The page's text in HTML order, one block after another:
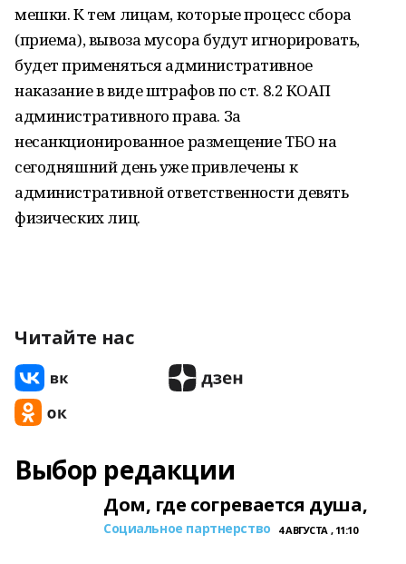
мешки. К тем лицам, которые процесс сбора
(приема), вывоза мусора будут игнорировать,
будет применяться административное
наказание в виде штрафов по ст. 8.2 КОАП
административного права. За
несанкционированное размещение ТБО на
сегодняшний день уже привлечены к
административной ответственности девять
физических лиц.
Читайте нас
Выбор редакции
Дом, где согревается душа,
Социальное партнерство 4 АВГУСТА , 11:10